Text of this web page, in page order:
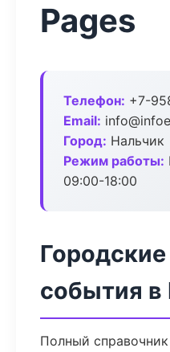
Pages
Телефон: +7-
Email:
Город: Нальчик
Режим работы:
09:00-18:00
события в
Полный